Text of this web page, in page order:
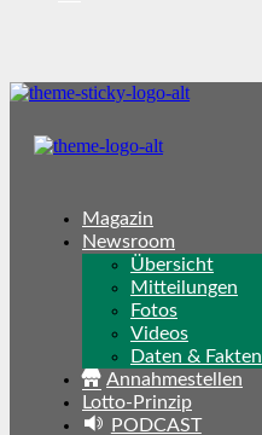
Magazin
Newsroom
Übersicht
Mitteilungen
Fotos
Videos
Daten & Fakten
Annahmestellen
Lotto-Prinzip
PODCAST